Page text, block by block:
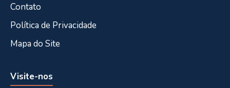
Contato
Política de Privacidade
Mapa do Site
Visite-nos